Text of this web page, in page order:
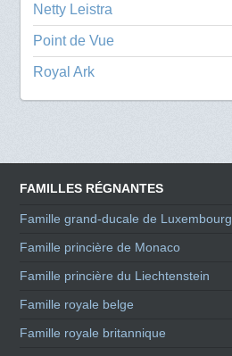
Netty Leistra
Point de Vue
Royal Ark
FAMILLES RÉGNANTES
Famille grand-ducale de Luxembourg
Famille princière de Monaco
Famille princière du Liechtenstein
Famille royale belge
Famille royale britannique